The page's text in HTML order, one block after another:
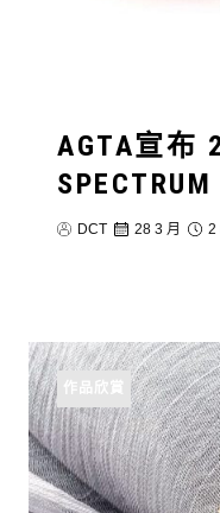
AGTA宣布
DCT 28 3 月 2
作品欣賞